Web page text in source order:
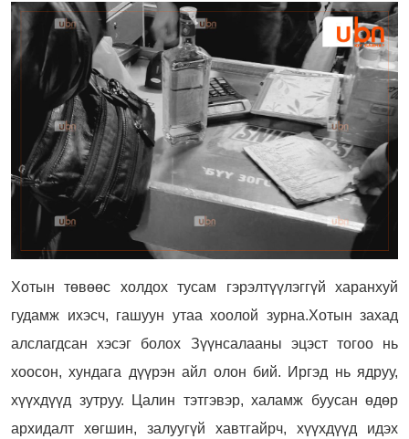
Хотын төвөөс холдох тусам гэрэлтүүлэггүй харанхуй
гудамж ихэсч, гашуун утаа хоолой зурна.Хотын захад
алслагдсан хэсэг болох Зүүнсалааны эцэст тогоо нь
хоосон, хундага дүүрэн айл олон бий. Иргэд нь ядруу,
хүүхдүүд зутруу. Цалин тэтгэвэр, халамж буусан өдөр
архидалт хөгшин, залуугүй хавтгайрч, хүүхдүүд идэх